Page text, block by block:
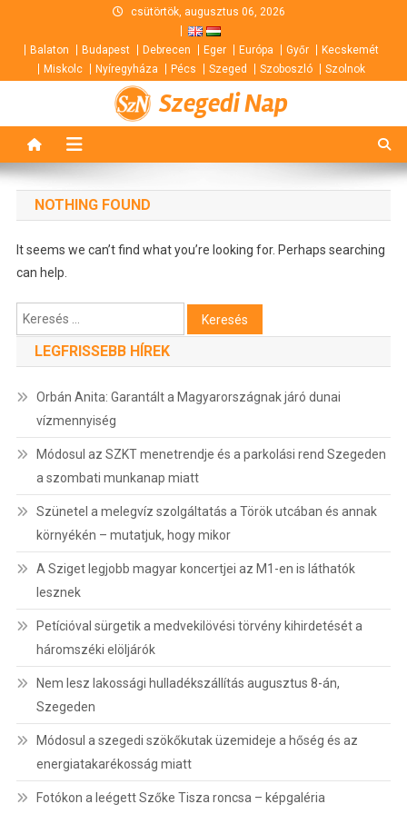
content
csütörtök, augusztus 06, 2026
Balaton Budapest Debrecen Eger Európa Győr
Kecskemét
Miskolc
Nyíregyháza Pécs Szeged Szoboszló Szolnok
Szegedi Nap
NOTHING FOUND
It seems we can’t find what you’re looking for. Perhaps searching
can help.
Keresés:
LEGFRISSEBB HÍREK
Orbán Anita: Garantált a Magyarországnak járó dunai
vízmennyiség
Módosul az SZKT menetrendje és a parkolási rend Szegeden
a szombati munkanap miatt
Szünetel a melegvíz szolgáltatás a Török utcában és annak
környékén – mutatjuk, hogy mikor
A Sziget legjobb magyar koncertjei az M1-en is láthatók
lesznek
Petícióval sürgetik a medvekilövési törvény kihirdetését a
háromszéki elöljárók
Nem lesz lakossági hulladékszállítás augusztus 8-án,
Szegeden
Módosul a szegedi szökőkutak üzemideje a hőség és az
energiatakarékosság miatt
Fotókon a leégett Szőke Tisza roncsa – képgaléria